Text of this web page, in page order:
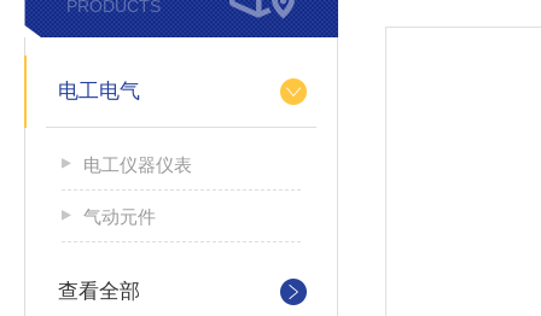
PRODUCTS
电工电气
电工仪器仪表
气动元件
查看全部